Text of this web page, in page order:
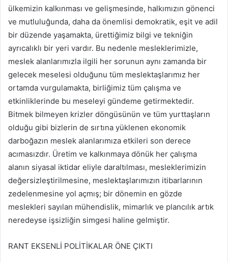
ülkemizin kalkınması ve gelişmesinde, halkımızın gönenci
ve mutluluğunda, daha da önemlisi demokratik, eşit ve adil
bir düzende yaşamakta, ürettiğimiz bilgi ve tekniğin
ayrıcalıklı bir yeri vardır. Bu nedenle mesleklerimizle,
meslek alanlarımızla ilgili her sorunun aynı zamanda bir
gelecek meselesi olduğunu tüm meslektaşlarımız her
ortamda vurgulamakta, birliğimiz tüm çalışma ve
etkinliklerinde bu meseleyi gündeme getirmektedir.
Bitmek bilmeyen krizler döngüsünün ve tüm yurttaşların
olduğu gibi bizlerin de sırtına yüklenen ekonomik
darboğazın meslek alanlarımıza etkileri son derece
acımasızdır. Üretim ve kalkınmaya dönük her çalışma
alanın siyasal iktidar eliyle daraltılması, mesleklerimizin
değersizleştirilmesine, meslektaşlarımızın itibarlarının
zedelenmesine yol açmış; bir dönemin en gözde
meslekleri sayılan mühendislik, mimarlık ve plancılık artık
neredeyse işsizliğin simgesi haline gelmiştir.
RANT EKSENLİ POLİTİKALAR ÖNE ÇIKTI